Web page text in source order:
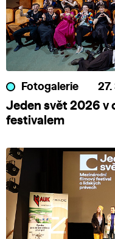
Fotogalerie
Jeden svět 2026 v
festivalem